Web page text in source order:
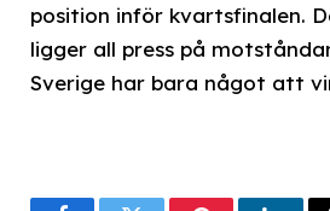
position inför kvartsfinalen.
ligger all press på
Sverige har bara något att